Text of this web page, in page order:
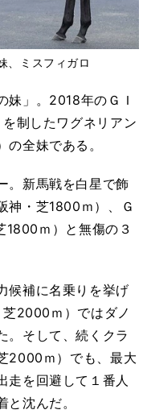
、ミスフィガロ
」。2018年のＧＩ
制したワグネリアン
の全妹である。
。新馬戦を白星で飾
神・芝1800ｍ）、Ｇ
1800ｍ）と無傷の３
候補に名乗りを挙げ
2000ｍ）ではダノ
。そして、続くクラ
2000ｍ）でも、最大
走を回避して１番人
沈んだ。